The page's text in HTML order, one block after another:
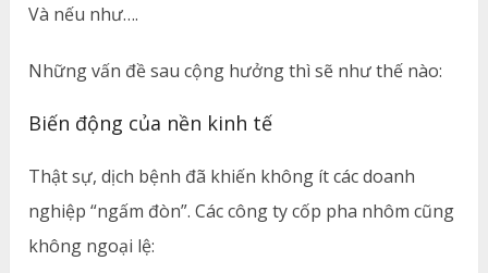
Và nếu như….
Những vấn đề sau cộng hưởng thì sẽ như thế nào:
Biến động của nền kinh tế
Thật sự, dịch bệnh đã khiến không ít các doanh
nghiệp “ngấm đòn”. Các công ty cốp pha nhôm cũng
không ngoại lệ: